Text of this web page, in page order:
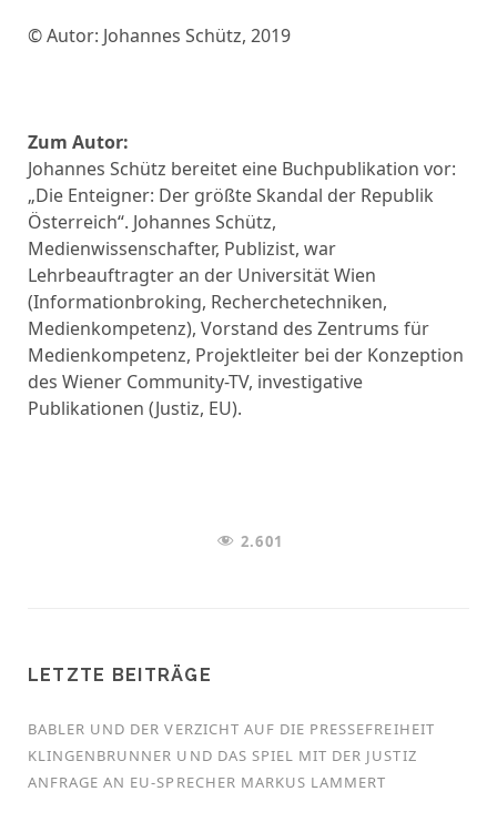
© Autor: Johannes Schütz, 2019
Zum Autor:
Johannes Schütz bereitet eine Buchpublikation vor:
„Die Enteigner: Der größte Skandal der Republik
Österreich“. Johannes Schütz,
Medienwissenschafter, Publizist, war
Lehrbeauftragter an der Universität Wien
(Informationbroking, Recherchetechniken,
Medienkompetenz), Vorstand des Zentrums für
Medienkompetenz, Projektleiter bei der Konzeption
des Wiener Community-TV, investigative
Publikationen (Justiz, EU).
2.601
LETZTE BEITRÄGE
BABLER UND DER VERZICHT AUF DIE PRESSEFREIHEIT
KLINGENBRUNNER UND DAS SPIEL MIT DER JUSTIZ
ANFRAGE AN EU-SPRECHER MARKUS LAMMERT